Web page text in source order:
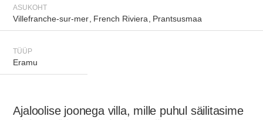
ASUKOHT
Villefranche-sur-mer French Riviera Prantsusmaa
TÜÜP
Eramu
Ajaloolise joonega villa, mille puhul säilitasime